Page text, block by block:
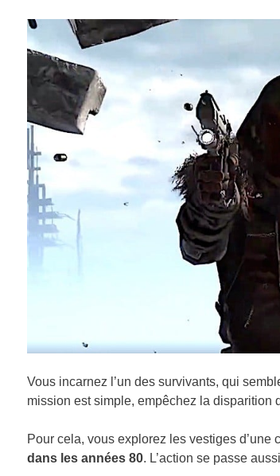
Vous incarnez l’un des survivants, qui
mission est simple, empêchez la disparition
Pour cela, vous explorez les vestiges d’une
dans les années 80. L’action se passe